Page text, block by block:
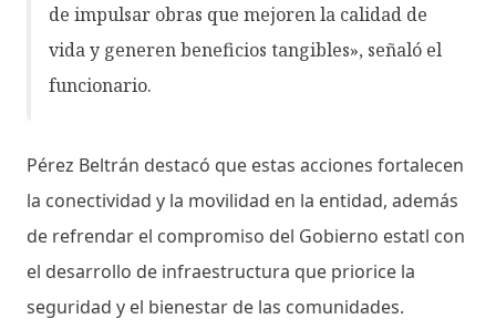
de impulsar obras que mejoren la calidad de
vida y generen beneficios tangibles», señaló el
funcionario.
Pérez Beltrán destacó que estas acciones fortalecen
la conectividad y la movilidad en la entidad, además
de refrendar el compromiso del Gobierno estatl con
el desarrollo de infraestructura que priorice la
seguridad y el bienestar de las comunidades.